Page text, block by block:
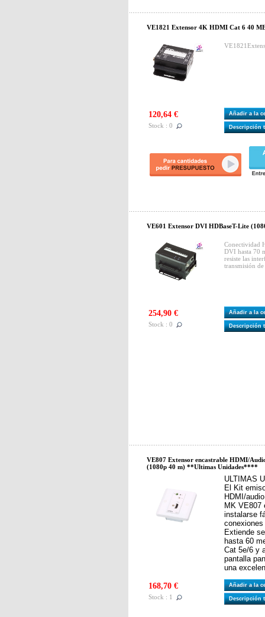
VE1821 Extensor 4K HDMI Cat 6 40
120,64 €
Stock : 0
Añadir a la
Descripción
VE601 Extensor DVI HDBaseT-Lite
Conectividad
DVI hasta 70
resiste las
transmisión
254,90 €
Stock : 0
Añadir a la
Descripción
VE807 Extensor encastrable HDMI/
(1080p 40 m) **Ultimas Unidades****
ULTIMAS
El Kit
HDMI/
MK VE807
instalarse
Extiende
hasta 60
Cat 5e/6 y
pantalla
una
168,70 €
Stock : 1
Añadir a la
Descripción